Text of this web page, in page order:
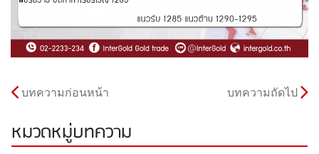
บทความก่อนหน้า บทความถัดไป
หมวดหมู่บทความ